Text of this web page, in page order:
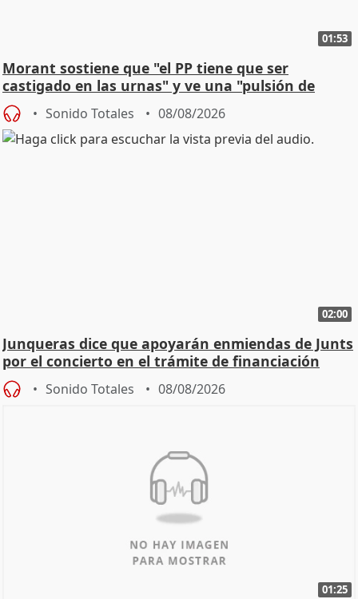
01:53
Morant sostiene que "el PP tiene que ser
castigado en las urnas" y ve una "pulsión de
cambio"
Sonido Totales 08/08/2026
02:00
Junqueras dice que apoyarán enmiendas de Junts
por el concierto en el trámite de financiación
Sonido Totales 08/08/2026
01:25